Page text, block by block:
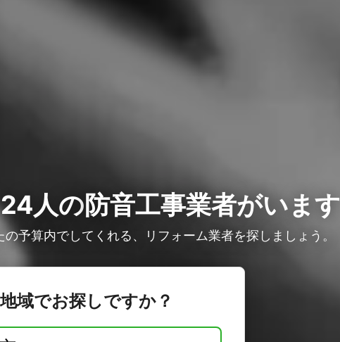
人の防音工事業者がいます
予算内でしてくれる、リフォーム業者を探しましょう。
域でお探しですか？